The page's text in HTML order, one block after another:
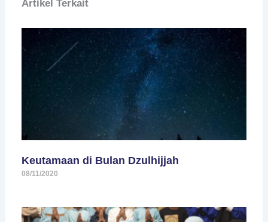
Artikel Terkait
Keutamaan di Bulan Dzulhijjah
08/11/2020